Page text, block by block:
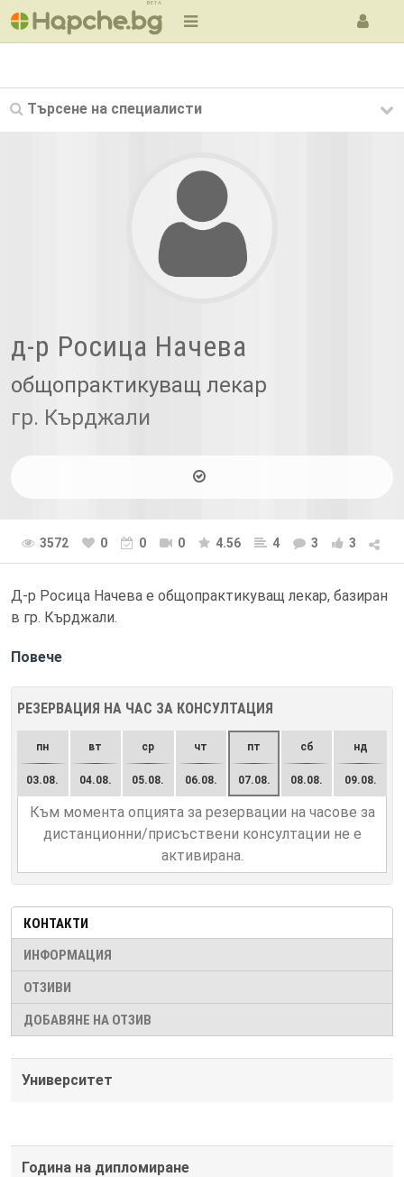
BETA
Търсене на специалисти
д-р Росица Начева
общопрактикуващ лекар
гр. Кърджали
3572 0 0 0 4.56 4 3 3
Д-р Росица Начева е общопрактикуващ лекар, базиран
в гр. Кърджали.
Повече
РЕЗЕРВАЦИЯ НА ЧАС ЗА КОНСУЛТАЦИЯ
пн
03.08.
вт
04.08.
ср
05.08.
чт
06.08.
пт
07.08.
сб
08.08.
нд
09.08.
Към момента опцията за резервации на часове за
дистанционни/присъствени консултации не е
активирана.
КОНТАКТИ
ИНФОРМАЦИЯ
ОТЗИВИ
ДОБАВЯНЕ НА ОТЗИВ
Университет
Година на дипломиране